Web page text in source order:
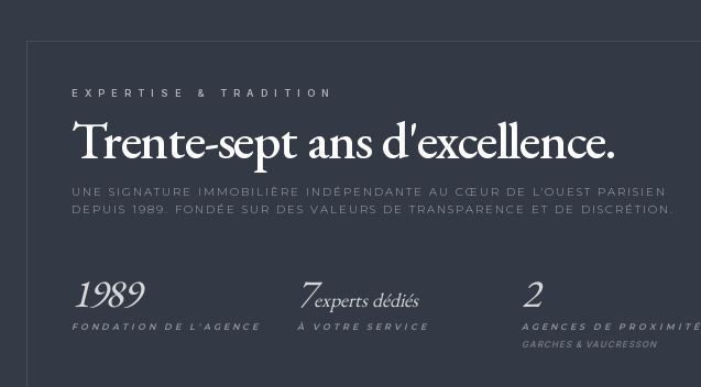
EXPERTISE & TRADITION
Trente-sept ans d'excellence.
UNE SIGNATURE IMMOBILIÈRE INDÉPENDANTE AU CŒUR DE L'OUEST PARISIEN
DEPUIS 1989. FONDÉE SUR DES VALEURS DE TRANSPARENCE ET DE DISCRÉTION.
1989
FONDATION DE L'AGENCE
7experts dédiés
À VOTRE SERVICE
2
AGENCES DE PROXIMITÉ
GARCHES & VAUCRESSON